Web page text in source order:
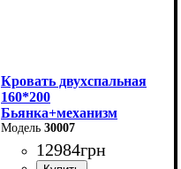
Кровать двухспальная
160*200
Бьянка+механизм
(бежевая)
30007
12984грн